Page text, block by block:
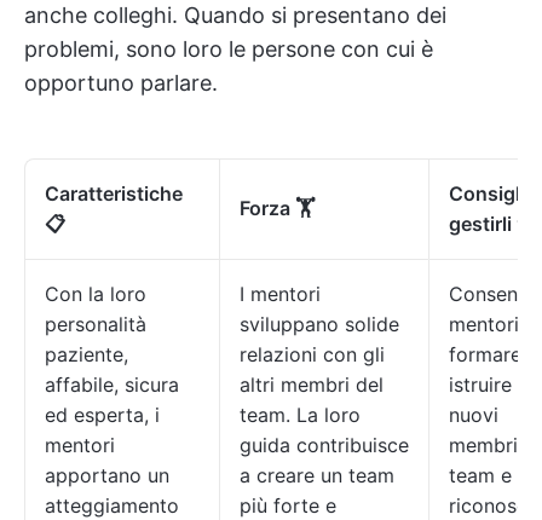
anche colleghi. Quando si presentano dei
problemi, sono loro le persone con cui è
opportuno parlare.
Caratteristiche
📋
Forza 🏋
Consigli
gestirli 🛠️
Con la loro
personalità
paziente,
affabile, sicura
ed esperta, i
mentori
apportano un
atteggiamento
I mentori
sviluppano solide
relazioni con gli
altri membri del
team. La loro
guida contribuisce
a creare un team
più forte e
Consenti
mentori di
formare o
istruire i
nuovi
membri
team e
riconosci